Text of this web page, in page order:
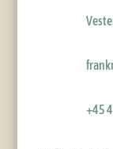
+45